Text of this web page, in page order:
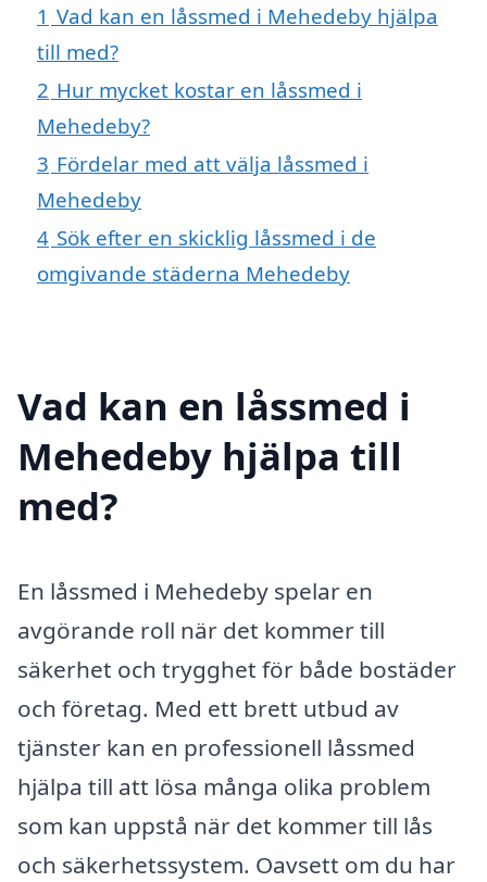
1 Vad kan en låssmed i Mehedeby hjälpa
till med?
2 Hur mycket kostar en låssmed i
Mehedeby?
3 Fördelar med att välja låssmed i
Mehedeby
4 Sök efter en skicklig låssmed i de
omgivande städerna Mehedeby
Vad kan en låssmed i
Mehedeby hjälpa till
med?
En låssmed i Mehedeby spelar en
avgörande roll när det kommer till
säkerhet och trygghet för både bostäder
och företag. Med ett brett utbud av
tjänster kan en professionell låssmed
hjälpa till att lösa många olika problem
som kan uppstå när det kommer till lås
och säkerhetssystem. Oavsett om du har